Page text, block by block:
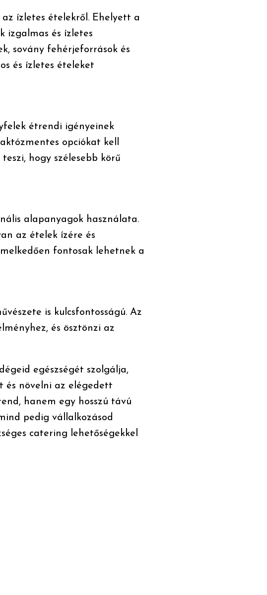
ízletes ételekről. Ehelyett a
izgalmas és ízletes
sovány fehérjeforrások és
és ízletes ételeket
étrendi igényeinek
opciókat kell
hogy szélesebb körű
alapanyagok használata.
az ételek ízére és
fontosak lehetnek a
is kulcsfontosságú. Az
és ösztönzi az
egészségét szolgálja,
és növelni az elégedett
hanem egy hosszú távú
pedig vállalkozásod
catering lehetőségekkel